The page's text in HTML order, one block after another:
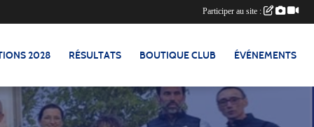
2028 RÉSULTATS BOUTIQUE CLUB ÉVÉNEMENTS
Participer au site :